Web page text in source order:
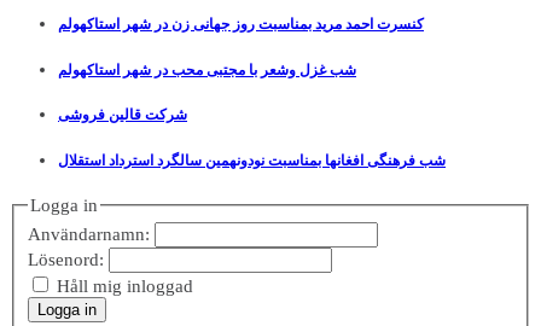
کنسرت احمد مرید بمناسبت روز جهانی زن در شهر استاکهولم
شب غزل وشعر با مجتبی محب در شهر استاکهولم
شرکت قالین فروشی
شب فرهنگی افغانها بمناسبت نودونهمین سالگرد استرداد استقلال
Logga in
Användarnamn:
Lösenord:
Håll mig inloggad
Logga in